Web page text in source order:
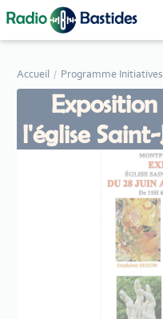
Accueil Programme
l'église
Panneau de gestion des cookies